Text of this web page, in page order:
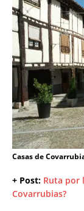
Casas de
+ Post: Ruta por
Covarrubias?